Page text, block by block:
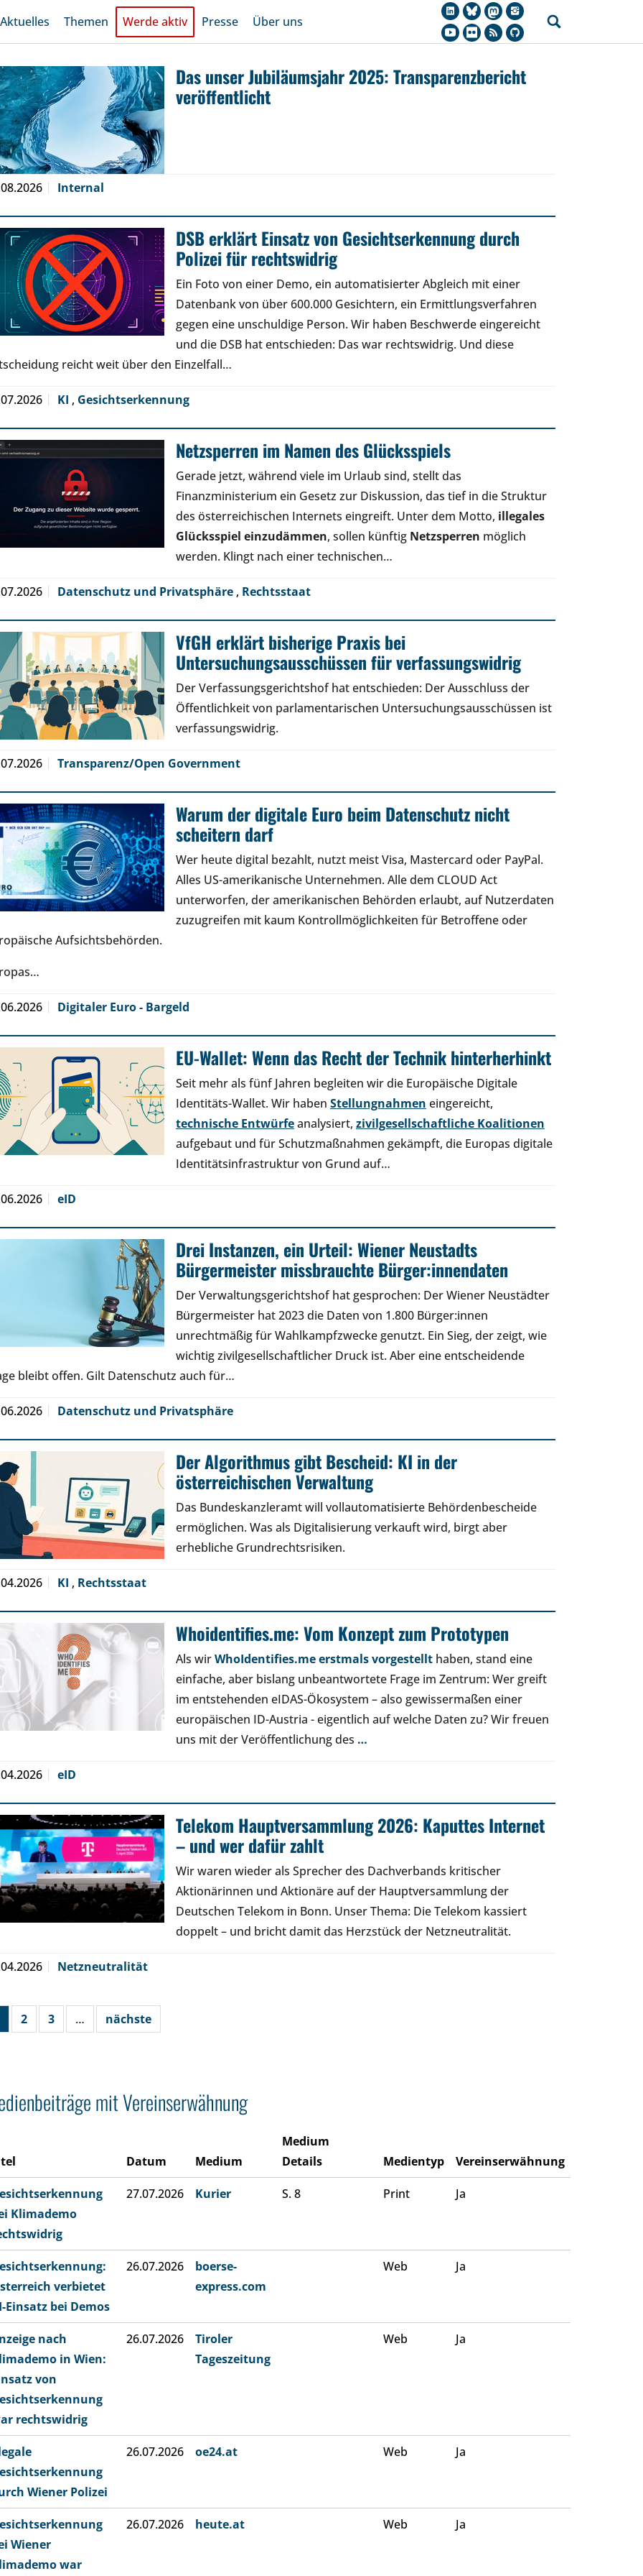
Aktuelles Themen Werde aktiv Presse Über uns
Das unser Jubiläumsjahr 2025: Transparenzbericht
veröffentlicht
Internal
DSB erklärt Einsatz von Gesichtserkennung durch
Polizei für rechtswidrig
Ein Foto von einer Demo, ein automatisierter Abgleich mit einer
Datenbank von über 600.000 Gesichtern, ein Ermittlungsverfahren
gegen eine unschuldige Person. Wir haben Beschwerde eingereicht
und die DSB hat entschieden: Das war rechtswidrig. Und diese
reicht weit über den Einzelfall…
KI , Gesichtserkennung
Netzsperren im Namen des Glücksspiels
Gerade jetzt, während viele im Urlaub sind, stellt das
Finanzministerium ein Gesetz zur Diskussion, das tief in die Struktur
des österreichischen Internets eingreift. Unter dem Motto, illegales
Glücksspiel einzudämmen, sollen künftig Netzsperren möglich
werden. Klingt nach einer technischen…
Datenschutz und Privatsphäre , Rechtsstaat
VfGH erklärt bisherige Praxis bei
Untersuchungsausschüssen für verfassungswidrig
Der Verfassungsgerichtshof hat entschieden: Der Ausschluss der
Öffentlichkeit von parlamentarischen Untersuchungsausschüssen ist
verfassungswidrig.
Transparenz/Open Government
Warum der digitale Euro beim Datenschutz nicht
scheitern darf
Wer heute digital bezahlt, nutzt meist Visa, Mastercard oder PayPal.
Alles US-amerikanische Unternehmen. Alle dem CLOUD Act
unterworfen, der amerikanischen Behörden erlaubt, auf Nutzerdaten
zuzugreifen mit kaum Kontrollmöglichkeiten für Betroffene oder
Aufsichtsbehörden.
Digitaler Euro - Bargeld
EU-Wallet: Wenn das Recht der Technik hinterherhinkt
Seit mehr als fünf Jahren begleiten wir die Europäische Digitale
Identitäts-Wallet. Wir haben Stellungnahmen eingereicht,
technische Entwürfeanalysiert, zivilgesellschaftliche Koalitionen
aufgebaut und für Schutzmaßnahmen gekämpft, die Europas digitale
Identitätsinfrastruktur von Grund auf…
eID
Drei Instanzen, ein Urteil: Wiener Neustadts
Bürgermeister missbrauchte Bürger:innendaten
Der Verwaltungsgerichtshof hat gesprochen: Der Wiener Neustädter
Bürgermeister hat 2023 die Daten von 1.800 Bürger:innen
unrechtmäßig für Wahlkampfzwecke genutzt. Ein Sieg, der zeigt, wie
wichtig zivilgesellschaftlicher Druck ist. Aber eine entscheidende
bleibt offen. Gilt Datenschutz auch für…
Datenschutz und Privatsphäre
Der Algorithmus gibt Bescheid: KI in der
österreichischen Verwaltung
Das Bundeskanzleramt will vollautomatisierte Behördenbescheide
ermöglichen. Was als Digitalisierung verkauft wird, birgt aber
erhebliche Grundrechtsrisiken.
KI , Rechtsstaat
Whoidentifies.me: Vom Konzept zum Prototypen
Als wirWhoIdentifies.me erstmals vorgestellt haben, stand eine
einfache, aber bislang unbeantwortete Frage im Zentrum: Wer greift
im entstehenden eIDAS-Ökosystem – also gewissermaßen einer
europäischen ID-Austria - eigentlich auf welche Daten zu? Wir freuen
uns mit der Veröffentlichung des …
eID
Telekom Hauptversammlung 2026: Kaputtes Internet
– und wer dafür zahlt
Wir waren wieder als Sprecher des Dachverbands kritischer
Aktionärinnen und Aktionäre auf der Hauptversammlung der
Deutschen Telekom in Bonn. Unser Thema: Die Telekom kassiert
doppelt – und bricht damit das Herzstück der Netzneutralität.
Netzneutralität
2 3 … nächste
mit Vereinserwähnung
Datum Medium
Medium
Details
Medientyp Vereinserwähnung
Klimademo
27.07.2026 Kurier S. 8 Print Ja
verbietet
Einsatz bei Demos
26.07.2026
boerse-
express.com
Web Ja
nach
in Wien:
von
rechtswidrig
26.07.2026
Tiroler
Tageszeitung
Web Ja
Wiener Polizei
26.07.2026 oe24.at Web Ja
Wiener
war
26.07.2026 heute.at Web Ja